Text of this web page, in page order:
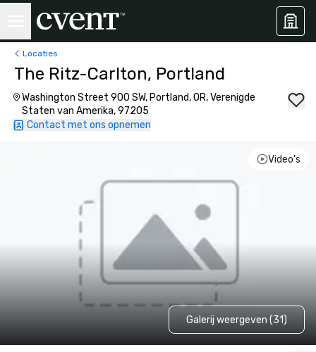
Locaties
The Ritz-Carlton, Portland
Washington Street 900 SW, Portland, OR, Verenigde
Staten van Amerika, 97205
Contact met ons opnemen
Video's
Galerij weergeven (31)